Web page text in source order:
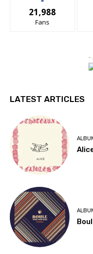
21,988
Fans
-
LATEST ARTICLES